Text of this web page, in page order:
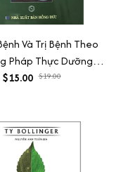
Và Trị Bệnh Theo
Pháp Thực Dưỡng
Ohsawa
$15.00 $19.00